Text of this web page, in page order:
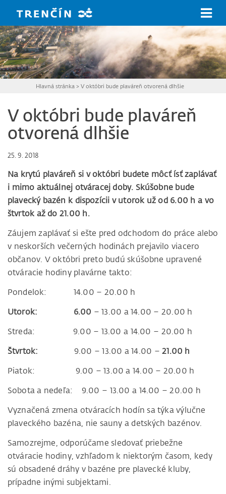
Hlavná stránka >V októbri bude plaváreň otvorená dlhšie
V októbri bude plaváreň
otvorená dlhšie
25. 9. 2018
Na krytú plaváreň si v októbri budete môcť ísť zaplávať
i mimo aktuálnej otváracej doby. Skúšobne bude
plavecký bazén k dispozícii v utorok už od 6.00 h a vo
štvrtok až do 21.00 h.
Záujem zaplávať si ešte pred odchodom do práce alebo
v neskorších večerných hodinách prejavilo viacero
občanov. V októbri preto budú skúšobne upravené
otváracie hodiny plavárne takto:
Pondelok: 14.00 – 20.00 h
Utorok: 6.00 – 13.00 a 14.00 – 20.00 h
Streda: 9.00 – 13.00 a 14.00 – 20.00 h
Štvrtok: 9.00 – 13.00 a 14.00 –21.00 h
Piatok: 9.00 – 13.00 a 14.00 – 20.00 h
Sobota a nedeľa: 9.00 – 13.00 a 14.00 – 20.00 h
Vyznačená zmena otváracích hodín sa týka výlučne
plaveckého bazéna, nie sauny a detských bazénov.
Samozrejme, odporúčame sledovať priebežne
otváracie hodiny, vzhľadom k niektorým časom, kedy
sú obsadené dráhy v bazéne pre plavecké kluby,
prípadne inými subjektami.